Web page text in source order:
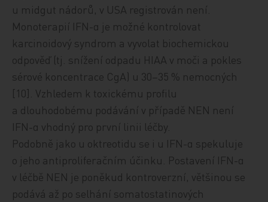
u midgut nádorů, v USA registrován není.
Monoterapií IFN-α je možné kontrolovat
karcinoidový syndrom a vyvolat biochemickou
odpověď (tj. snížení odpadu HIAA v moči a pokles
sérové koncentrace CgA) u 30–35 % nemocných
[10]. Vzhledem k toxickému profilu
a dlouhodobému podávání v případě NEN není
IFN-α vhodný pro první linii léčby.
Podobně jako u oktreotidu se i u IFN-α spekuluje
o jeho antiproliferačním účinku. Postavení IFN-α
v léčbě NEN je poněkud kontroverzní, většinou se
podává až po selhání somatostatinových